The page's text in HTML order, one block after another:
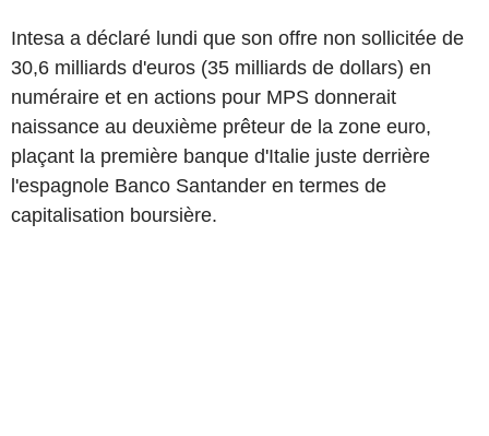
Intesa a déclaré lundi que son offre non sollicitée de
30,6 milliards d'euros (35 milliards de dollars) en
numéraire et en actions pour MPS donnerait
naissance au deuxième prêteur de la zone euro,
plaçant la première banque d'Italie juste derrière
l'espagnole Banco Santander en termes de
capitalisation boursière.